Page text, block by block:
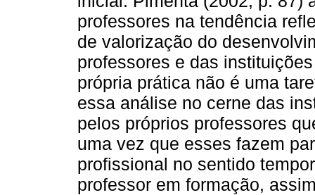
professores na tendência
de valorização do
professores e das
própria prática não é uma
essa análise no cerne das
pelos próprios professores
uma vez que esses fazem
profissional no sentido
professor em formação,